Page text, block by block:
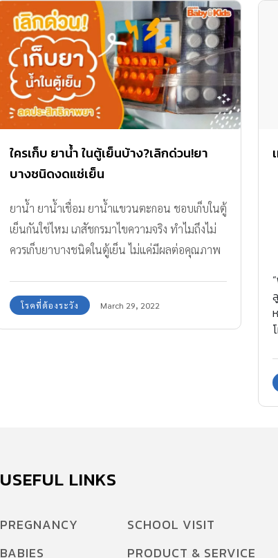
ใครเก็บ ยาน้ำ ในตู้เย็นบ้าง?เลิกด่วน!ยา
บางชนิดงดแช่เย็น
ยาน้ำ ยาน้ำเชื่อม ยาน้ำแขวนตะกอน ชอบเก็บในตู้
เย็นกันใช่ไหม เภสัชกรมาไขความจริง ทำไมถึงไม่
ควรเก็บยาบางชนิดในตู้เย็น ไม่แค่มีผลต่อคุณภาพ
โรคที่ต้องระวัง March 29, 2022
USEFUL LINKS
PREGNANCY
BABIES
SCHOOL VISIT
PRODUCT & SERVICE